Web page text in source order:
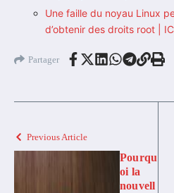
Une faille du noyau Linux
d’obtenir des droits root |
Partager
Previous Article
Pourqu
oi la
nouvell